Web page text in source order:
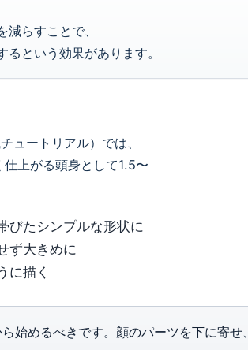
らすことで、
という効果があります。
ュートリアル）では、
上がる頭身として1.5〜
びたシンプルな形状に
ず大きめに
に描く
始めるべきです。顔のパーツを下に寄せ、